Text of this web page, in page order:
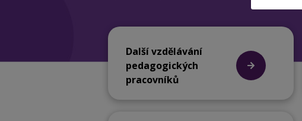
Další vzdělávání
pedagogických
pracovníků